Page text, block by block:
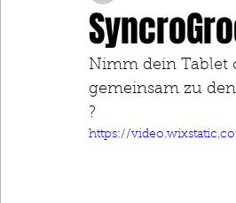
Nimm dein Tablet
gemeinsam zu
?
https://